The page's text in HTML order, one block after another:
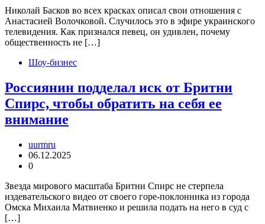
Николай Басков во всех красках описал свои отношения с
Анастасией Волочковой. Случилось это в эфире украинского
телевидения. Как признался певец, он удивлен, почему
общественность не […]
Шоу-бизнес
Россиянин подделал иск от Бритни
Спирс, чтобы обратить на себя ее
внимание
uurmru
06.12.2025
0
Звезда мирового масштаба Бритни Спирс не стерпела
издевательского видео от своего горе-поклонника из города
Омска Михаила Матвиенко и решила подать на него в суд с
[…]